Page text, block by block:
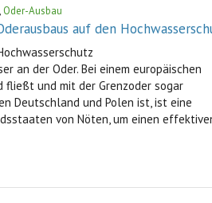
, Oder-Ausbau
auf den
an der Oder. Bei einem europäischen
fließt und mit der Grenzoder sogar
Deutschland und Polen ist, ist eine
von Nöten, um einen